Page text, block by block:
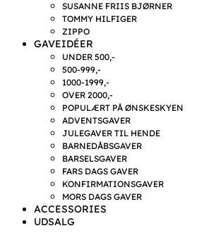
SUSANNE FRIIS BJØRNER
TOMMY HILFIGER
ZIPPO
GAVEIDÉER
UNDER 500,-
500-999,-
1000-1999,-
OVER 2000,-
POPULÆRT PÅ ØNSKESKYEN
ADVENTSGAVER
JULEGAVER TIL HENDE
BARNEDÅBSGAVER
BARSELSGAVER
FARS DAGS GAVER
KONFIRMATIONSGAVER
MORS DAGS GAVER
ACCESSORIES
UDSALG